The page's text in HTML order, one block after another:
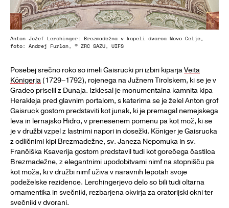
Anton Jožef Lerchinger: Brezmadežna v kapeli dvorca Novo Celje,
foto: Andrej Furlan, © ZRC SAZU, UIFS
Posebej srečno roko so imeli Gaisrucki pri izbiri kiparjaVeita
Königerja (1729–1792), rojenega na Južnem Tirolskem, ki se je v
Gradec priselil z Dunaja. Izklesal je monumentalna kamnita kipa
Herakleja pred glavnim portalom, s katerima se je želel Anton grof
Gaisruck gostom predstaviti kot junak, ki je premagal nemejskega
leva in lernajsko Hidro, v prenesenem pomenu pa kot mož, ki se
je v družbi vzpel z lastnimi napori in dosežki. Königer je Gaisrucka
z odličnimi kipi Brezmadežne, sv. Janeza Nepomuka in sv.
Frančiška Ksaverija gostom predstavil tudi kot gorečega častilca
Brezmadežne, z elegantnimi upodobitvami nimf na stopnišču pa
kot moža, ki v družbi nimf uživa v naravnih lepotah svoje
podeželske rezidence. Lerchingerjevo delo so bili tudi oltarna
ornamentika in svečniki, rezbarjena okvirja za oratorijski okni ter
svečniki v dvorani.